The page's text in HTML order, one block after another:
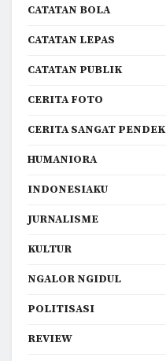
CATATAN BOLA
CATATAN LEPAS
CATATAN PUBLIK
CERITA FOTO
CERITA SANGAT PENDEK
HUMANIORA
INDONESIAKU
JURNALISME
KULTUR
NGALOR NGIDUL
POLITISASI
REVIEW